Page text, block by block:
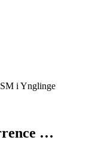
i Ynglinge
…